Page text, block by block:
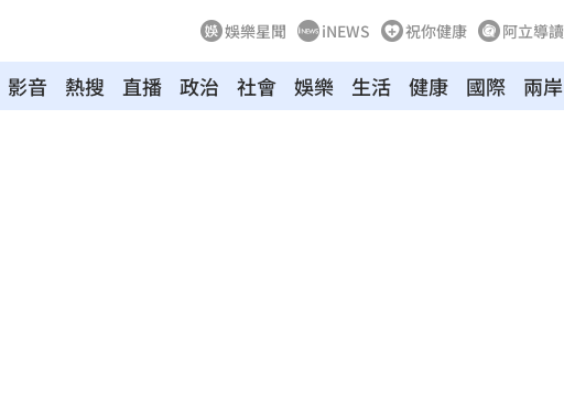
娛樂星聞 iNEWS 祝你健康 阿立導讀
影音 熱搜 直播 政治 社會 娛樂 生活 健康 國際 兩岸